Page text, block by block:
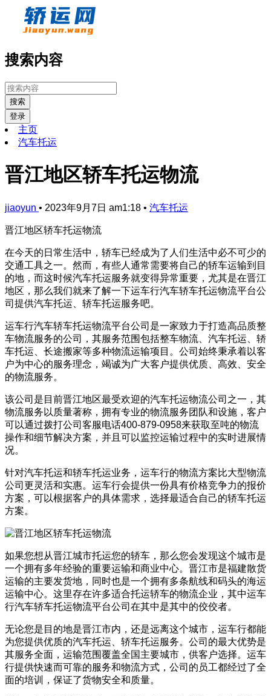
搜索内容
搜索
登录
主页
汽车托运
晋江地区轿车托运物流
jiaoyun • 2023年9月7日 am1:18 • 汽车托运
晋江地区轿车托运物流
在今天的日常生活中，轿车已经成为了人们生活中必不可少的
交通工具之一。然而，有些人通常需要将自己的轿车运输到目
的地，而这时候汽车托运服务就变得异常重要，尤其是在晋江
地区，那么我们就来了解一下运车行汽车轿车托运物流平台公
司提供汽车托运、轿车托运服务吧。
运车行汽车轿车托运物流平台公司是一家致力于打造高品质整
车物流服务的公司，其服务范围包括整车物流、汽车托运、轿
车托运、长途搬家等多种物流运输项目。公司始终秉承着以客
户为中心的服务理念，竭诚为广大客户提供优质、高效、安全
的物流服务。
该公司是目前晋江地区最受欢迎的汽车托运物流公司之一，其
物流服务以质量著称，拥有专业的物流服务团队和设施，客户
可以通过拨打公司客服电话400-879-0958来获取至吨的物流
操作和细节解决方案，并且可以监控运输过程中的实时进展情
况。
针对汽车托运和轿车托运业务，运车行的物流方案比大型物流
公司更灵活和实惠。运车行会提供一份具有价格竞争力的报价
方案，可以根据客户的具体需求，选择最适合自己的轿车托运
方案。
如果您想从晋江城市托运您的轿车，那么您会发现这个城市是
一个拥有多年经验的重要运输和商业中心。晋江市是福建散货
运输的主要发货地，同时也是一个拥有多条航线和码头的海运
运输中心。这里存在许多适合托运轿车的物流企业，其中运车
行汽车轿车托运物流平台公司在其中是其中的佼佼者。
无论您是目的地是晋江市内，还是远离这个城市，运车行都能
为您提供优质的汽车托运、轿车托运服务。公司的最大优势是
其服务全面，运输范围覆盖全国主要城市，供客户选择。运车
行提供快速而可靠的服务和物流方式，公司的员工都经过了全
面的培训，保证了货物安全和质量。